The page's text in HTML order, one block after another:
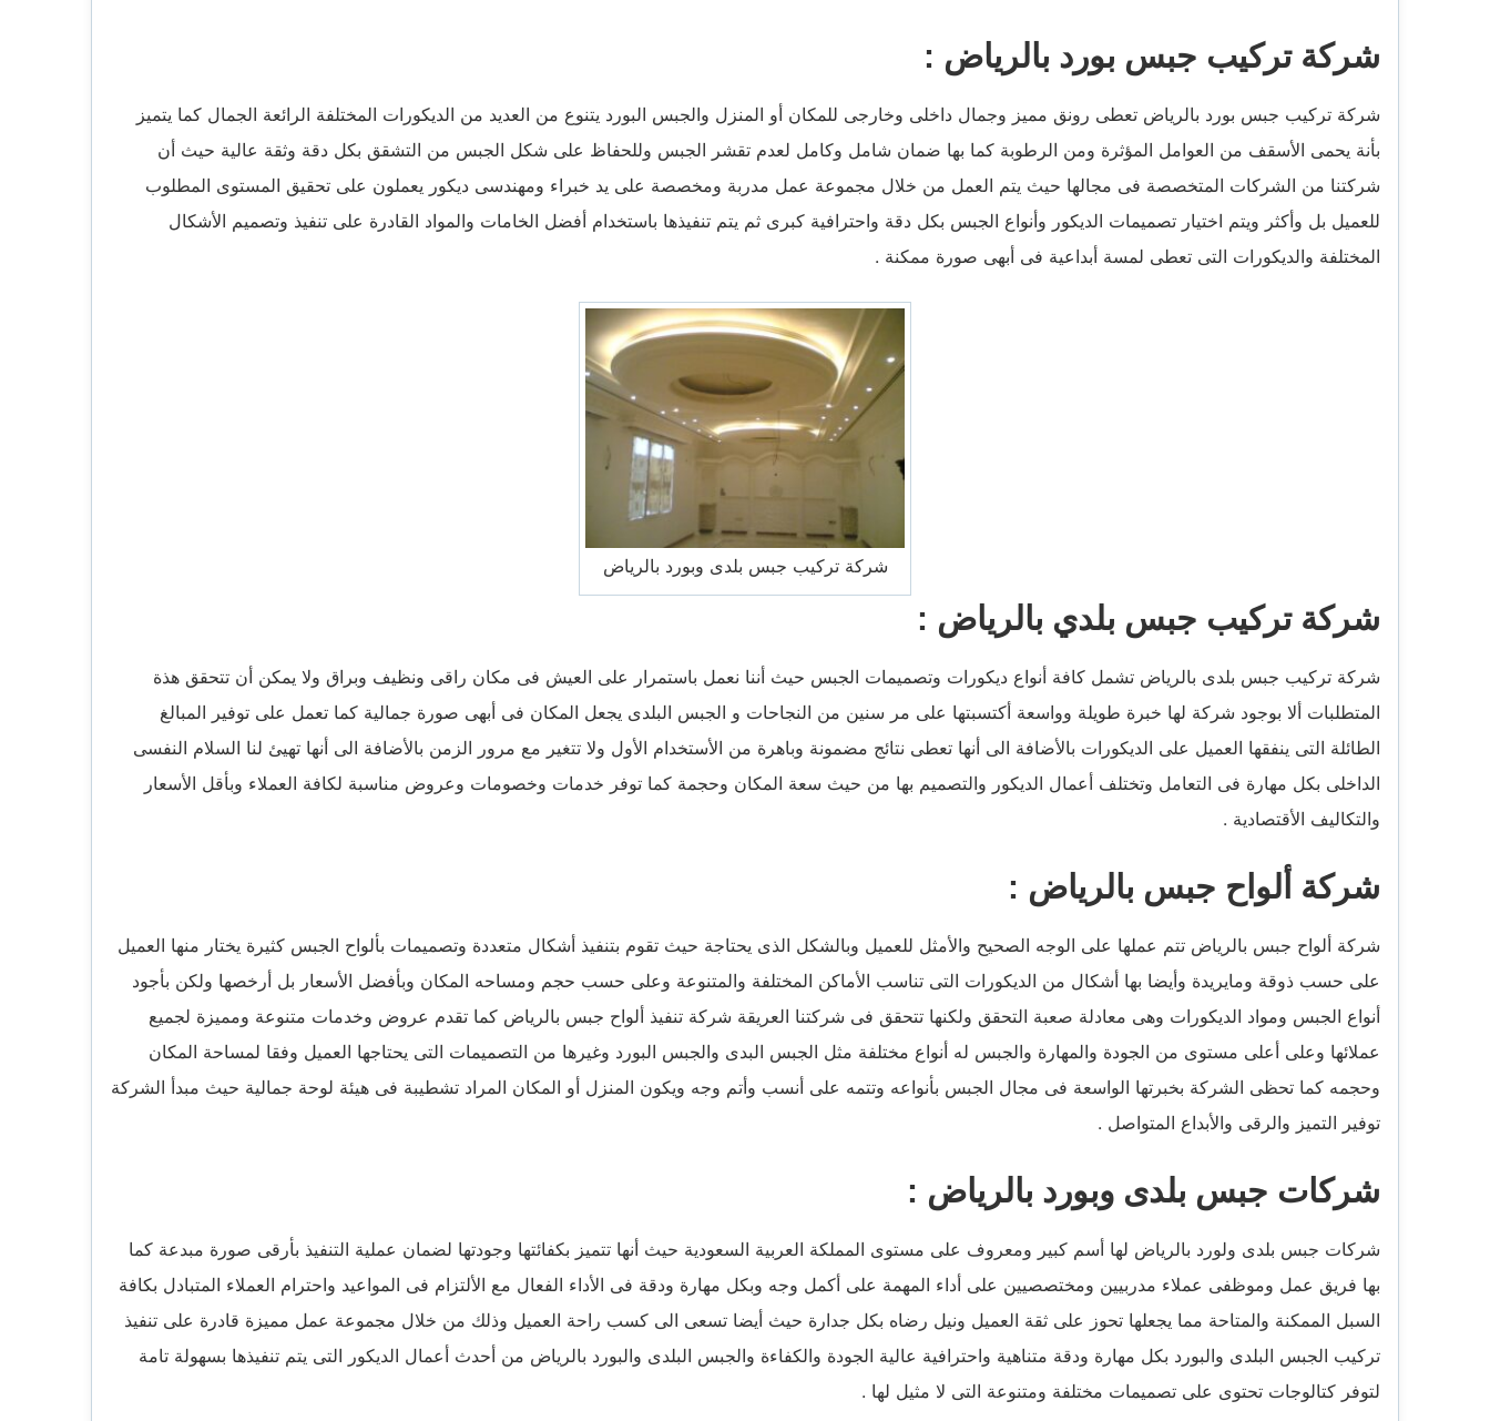
شركة تركيب جبس بورد بالرياض :
شركة تركيب جبس بورد بالرياض تعطى رونق مميز وجمال داخلى وخارجى للمكان أو المنزل والجبس البورد يتنوع من العديد من الديكورات المختلفة الرائعة الجمال كما يتميز
بأنة يحمى الأسقف من العوامل المؤثرة ومن الرطوبة كما بها ضمان شامل وكامل لعدم تقشر الجبس وللحفاظ على شكل الجبس من التشقق بكل دقة وثقة عالية حيث أن
شركتنا من الشركات المتخصصة فى مجالها حيث يتم العمل من خلال مجموعة عمل مدربة ومخصصة على يد خبراء ومهندسى ديكور يعملون على تحقيق المستوى المطلوب
للعميل بل وأكثر ويتم اختيار تصميمات الديكور وأنواع الجبس بكل دقة واحترافية كبرى ثم يتم تنفيذها باستخدام أفضل الخامات والمواد القادرة على تنفيذ وتصميم الأشكال
المختلفة والديكورات التى تعطى لمسة أبداعية فى أبهى صورة ممكنة .
شركة تركيب جبس بلدى وبورد بالرياض
شركة تركيب جبس بلدي بالرياض :
شركة تركيب جبس بلدى بالرياض تشمل كافة أنواع ديكورات وتصميمات الجبس حيث أننا نعمل باستمرار على العيش فى مكان راقى ونظيف وبراق ولا يمكن أن تتحقق هذة
المتطلبات ألا بوجود شركة لها خبرة طويلة وواسعة أكتسبتها على مر سنين من النجاحات و الجبس البلدى يجعل المكان فى أبهى صورة جمالية كما تعمل على توفير المبالغ
الطائلة التى ينفقها العميل على الديكورات بالأضافة الى أنها تعطى نتائج مضمونة وباهرة من الأستخدام الأول ولا تتغير مع مرور الزمن بالأضافة الى أنها تهيئ لنا السلام النفسى
الداخلى بكل مهارة فى التعامل وتختلف أعمال الديكور والتصميم بها من حيث سعة المكان وحجمة كما توفر خدمات وخصومات وعروض مناسبة لكافة العملاء وبأقل الأسعار
والتكاليف الأقتصادية .
شركة ألواح جبس بالرياض :
شركة ألواح جبس بالرياض تتم عملها على الوجه الصحيح والأمثل للعميل وبالشكل الذى يحتاجة حيث تقوم بتنفيذ أشكال متعددة وتصميمات بألواح الجبس كثيرة يختار منها العميل
على حسب ذوقة ومايريدة وأيضا بها أشكال من الديكورات التى تناسب الأماكن المختلفة والمتنوعة وعلى حسب حجم ومساحه المكان وبأفضل الأسعار بل أرخصها ولكن بأجود
أنواع الجبس ومواد الديكورات وهى معادلة صعبة التحقق ولكنها تتحقق فى شركتنا العريقة شركة تنفيذ ألواح جبس بالرياض كما تقدم عروض وخدمات متنوعة ومميزة لجميع
عملائها وعلى أعلى مستوى من الجودة والمهارة والجبس له أنواع مختلفة مثل الجبس البدى والجبس البورد وغيرها من التصميمات التى يحتاجها العميل وفقا لمساحة المكان
وحجمه كما تحظى الشركة بخبرتها الواسعة فى مجال الجبس بأنواعه وتتمه على أنسب وأتم وجه ويكون المنزل أو المكان المراد تشطيبة فى هيئة لوحة جمالية حيث مبدأ الشركة
توفير التميز والرقى والأبداع المتواصل .
شركات جبس بلدى وبورد بالرياض :
شركات جبس بلدى ولورد بالرياض لها أسم كبير ومعروف على مستوى المملكة العربية السعودية حيث أنها تتميز بكفائتها وجودتها لضمان عملية التنفيذ بأرقى صورة مبدعة كما
بها فريق عمل وموظفى عملاء مدربيين ومختصصيين على أداء المهمة على أكمل وجه وبكل مهارة ودقة فى الأداء الفعال مع الألتزام فى المواعيد واحترام العملاء المتبادل بكافة
السبل الممكنة والمتاحة مما يجعلها تحوز على ثقة العميل ونيل رضاه بكل جدارة حيث أيضا تسعى الى كسب راحة العميل وذلك من خلال مجموعة عمل مميزة قادرة على تنفيذ
تركيب الجبس البلدى والبورد بكل مهارة ودقة متناهية واحترافية عالية الجودة والكفاءة والجبس البلدى والبورد بالرياض من أحدث أعمال الديكور التى يتم تنفيذها بسهولة تامة
لتوفر كتالوجات تحتوى على تصميمات مختلفة ومتنوعة التى لا مثيل لها .